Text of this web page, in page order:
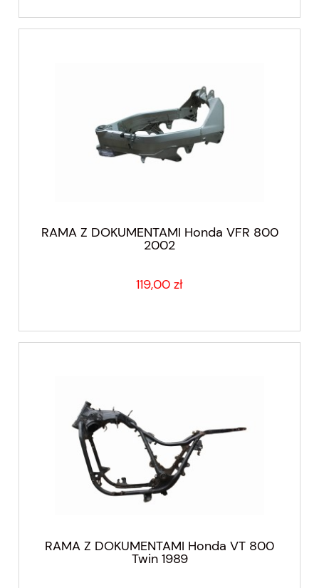
RAMA Z DOKUMENTAMI Honda VFR 800
2002
119,00 zł
RAMA Z DOKUMENTAMI Honda VT 800
Twin 1989